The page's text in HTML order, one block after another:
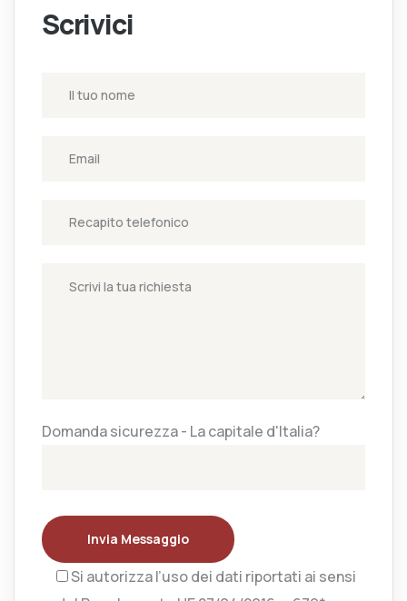
Scrivici
Domanda sicurezza - La capitale d'Italia?
Invia Messaggio
Si autorizza l’uso dei dati riportati ai sensi